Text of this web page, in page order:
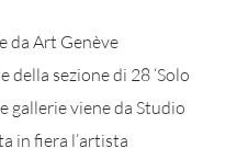
da Art Genève
della sezione di 28 ‘Solo
gallerie viene da Studio
in fiera l’artista